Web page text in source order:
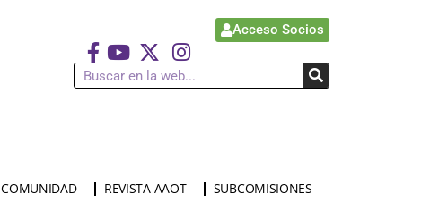
Acceso Socios
COMUNIDAD REVISTA AAOT SUBCOMISIONES